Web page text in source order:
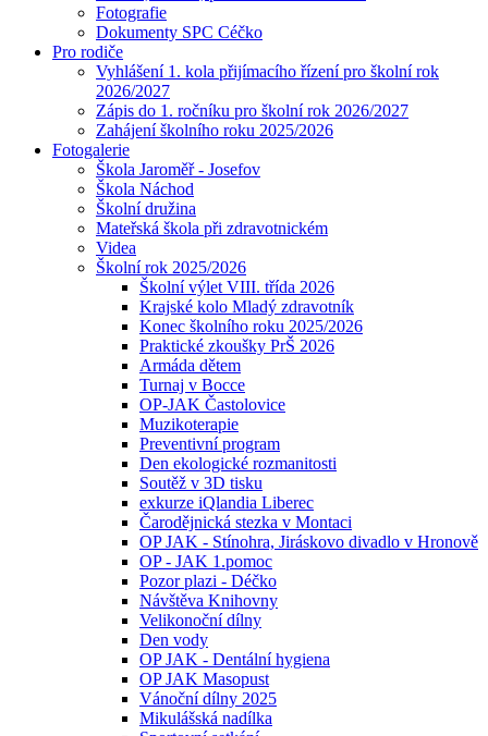
Fotografie
Dokumenty SPC Céčko
Pro rodiče
Vyhlášení 1. kola přijímacího řízení pro školní rok
2026/2027
Zápis do 1. ročníku pro školní rok 2026/2027
Zahájení školního roku 2025/2026
Fotogalerie
Škola Jaroměř - Josefov
Škola Náchod
Školní družina
Mateřská škola při zdravotnickém
Videa
Školní rok 2025/2026
Školní výlet VIII. třída 2026
Krajské kolo Mladý zdravotník
Konec školního roku 2025/2026
Praktické zkoušky PrŠ 2026
Armáda dětem
Turnaj v Bocce
OP-JAK Častolovice
Muzikoterapie
Preventivní program
Den ekologické rozmanitosti
Soutěž v 3D tisku
exkurze iQlandia Liberec
Čarodějnická stezka v Montaci
OP JAK - Stínohra, Jiráskovo divadlo v Hronově
OP - JAK 1.pomoc
Pozor plazi - Déčko
Návštěva Knihovny
Velikonoční dílny
Den vody
OP JAK - Dentální hygiena
OP JAK Masopust
Vánoční dílny 2025
Mikulášská nadílka